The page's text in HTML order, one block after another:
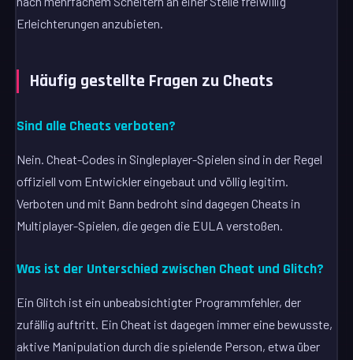
Erleichterungen anzubieten.
Häufig gestellte Fragen zu Cheats
Sind alle Cheats verboten?
Nein. Cheat-Codes in Singleplayer-Spielen sind in der Regel
offiziell vom Entwickler eingebaut und völlig legitim.
Verboten und mit Bann bedroht sind dagegen Cheats in
Multiplayer-Spielen, die gegen die EULA verstoßen.
Was ist der Unterschied zwischen Cheat und Glitch?
Ein Glitch ist ein unbeabsichtigter Programmfehler, der
zufällig auftritt. Ein Cheat ist dagegen immer eine bewusste,
aktive Manipulation durch die spielende Person, etwa über